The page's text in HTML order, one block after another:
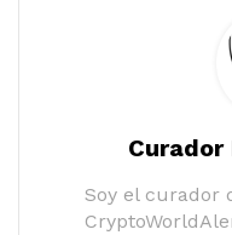
Soy el curador